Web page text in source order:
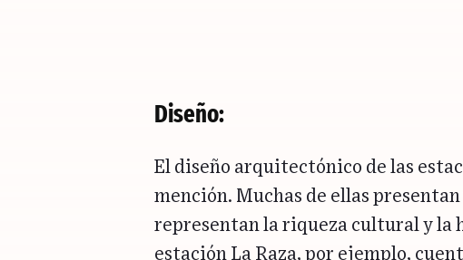
Diseño:
El diseño arquitectónico de las
mención. Muchas de ellas
representan la riqueza cultural y la
estación La Raza, por ejemplo,